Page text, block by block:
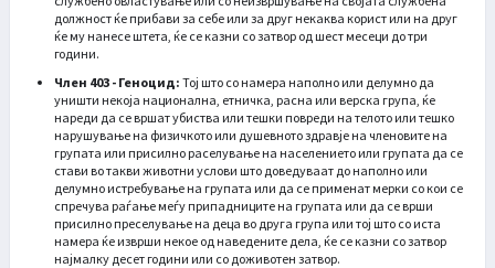
должност ќе прибави за себе или за друг некаква корист или на друг
ќе му нанесе штета, ќе се казни со затвор од шест месеци до три
години.
Член 403 - Геноцид: Тој што со намера наполно или делумно да
уништи некоја национална, етничка, расна или верска група, ќе
нареди да се вршат убиства или тешки повреди на телото или тешко
нарушување на физичкото или душевното здравје на членовите на
групата или присилно раселување на населението или групата да се
стави во такви животни услови што доведуваат до наполно или
делумно истребување на групата или да се применат мерки со кои се
спречува раѓање меѓу припадниците на групата или да се врши
присилно преселување на деца во друга група или тој што со иста
намера ќе изврши некое од наведените дела, ќе се казни со затвор
најмалку десет години или со доживотен затвор.